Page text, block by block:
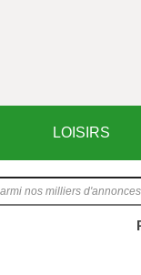
LOISIRS